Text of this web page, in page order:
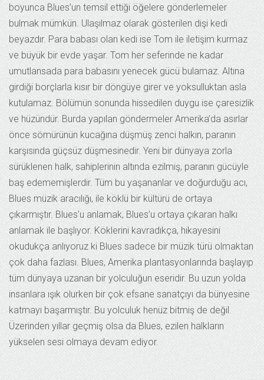
boyunca Blues’un temsil ettiği öğelere gönderlemeler
bulmak mümkün. Ulaşılmaz olarak gösterilen dişi kedi
beyazdır. Para babası olan kedi ise Tom ile iletişim kurmaz
ve büyük bir evde yaşar. Tom her seferinde ne kadar
umutlansada para babasını yenecek gücü bulamaz. Altına
girdiği borçlarla kısır bir döngüye girer ve yoksulluktan asla
kutulamaz. Bölümün sonunda hissedilen duygu ise çaresizlik
ve hüzündür. Burda yapılan göndermeler Amerika’da asırlar
önce sömürünün kucağına düşmüş zenci halkın, paranın
karşısında güçsüz düşmesinedir. Yeni bir dünyaya zorla
sürüklenen halk, sahiplerinin altında ezilmiş, paranın gücüyle
baş edememişlerdir. Tüm bu yaşananlar ve doğurduğu acı,
Blues müzik aracılığı, ile köklü bir kültürü de ortaya
çıkarmıştır. Blues’u anlamak, Blues’u ortaya çıkaran halkı
anlamak ile başlıyor. Köklerini kavradıkça, hikayesini
okudukça anlıyoruz ki Blues sadece bir müzik türü olmaktan
çok daha fazlası. Blues, Amerika plantasyonlarında başlayıp
tüm dünyaya uzanan bir yolculuğun eseridir. Bu uzun yolda
insanlara ışık olurken bir çok efsane sanatçıyı da bünyesine
katmayı başarmıştır. Bu yolculuk henüz bitmiş de değil.
Üzerinden yıllar geçmiş olsa da Blues, ezilen halkların
yükselen sesi olmaya devam ediyor.